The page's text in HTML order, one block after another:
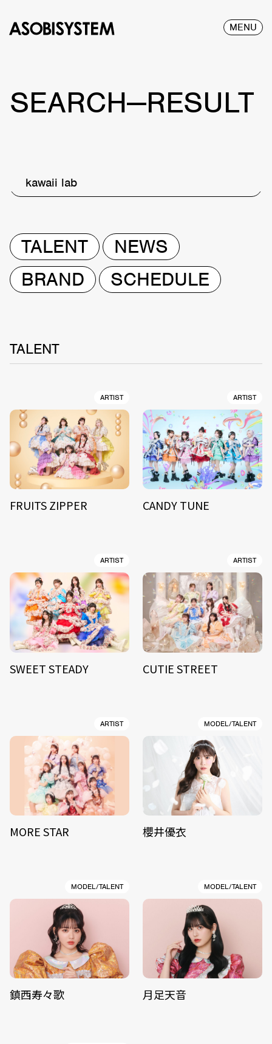
MENU
SEARCH—RESULT
kawaii lab
TALENT
NEWS
BRAND
SCHEDULE
TALENT
ARTIST
FRUITS ZIPPER
ARTIST
CANDY TUNE
ARTIST
SWEET STEADY
ARTIST
CUTIE STREET
ARTIST
MORE STAR
MODEL/TALENT
櫻井優衣
MODEL/TALENT
鎮西寿々歌
MODEL/TALENT
月足天音